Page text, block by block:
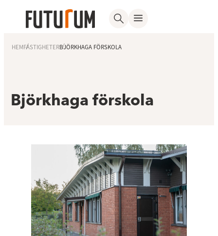
HEMFASTIGHETERBJÖRKHAGA FÖRSKOLA
Björkhaga förskola